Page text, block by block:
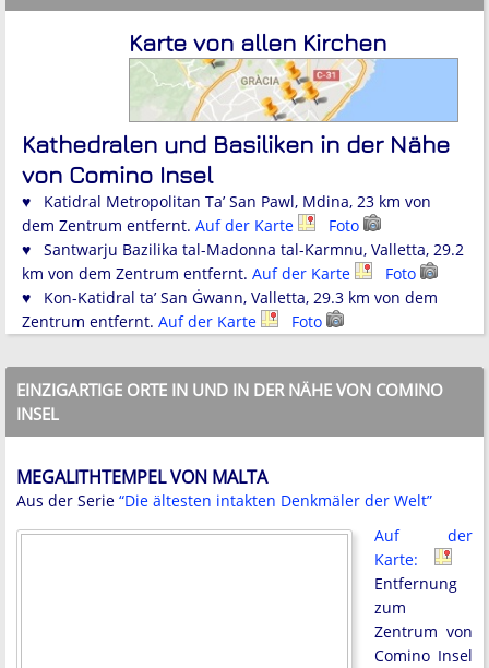
Karte von allen Kirchen
Kathedralen und Basiliken in der Nähe
von Comino Insel
♥ Katidral Metropolitan Ta’ San Pawl, Mdina, 23 km von
dem Zentrum entfernt. Auf der Karte
Foto
♥ Santwarju Bazilika tal-Madonna tal-Karmnu, Valletta, 29.2
km von dem Zentrum entfernt. Auf der Karte
Foto
♥ Kon-Katidral ta’ San Ġwann, Valletta, 29.3 km von dem
Zentrum entfernt. Auf der Karte Foto
EINZIGARTIGE ORTE IN UND IN DER NÄHE VON COMINO
INSEL
MEGALITHTEMPEL VON MALTA
Aus der Serie “Die ältesten intakten Denkmäler der Welt”
Auf der
Karte:
Entfernung
zum
Zentrum von
Comino Insel